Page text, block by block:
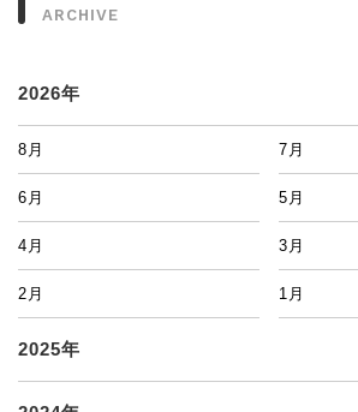
ARCHIVE
2026年
8月 7月
6月 5月
4月 3月
2月 1月
2025年